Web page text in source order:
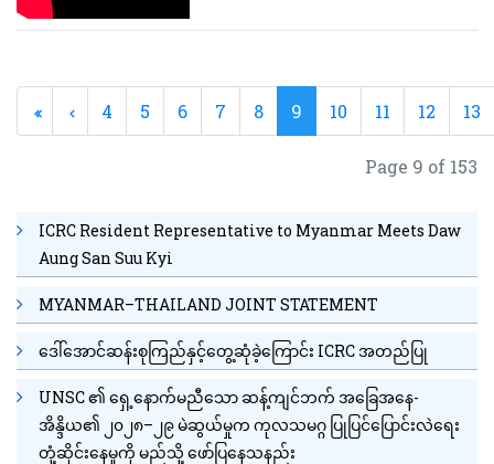
4 5 6 7 8 9 10 11 12 13
Page 9 of 153
ICRC Resident Representative to Myanmar Meets Daw
Aung San Suu Kyi
MYANMAR–THAILAND JOINT STATEMENT
ဒေါ်အောင်ဆန်းစုကြည်နှင့်တွေ့ဆုံခဲ့ကြောင်း ICRC အတည်ပြု
UNSC ၏ ရှေ့နောက်မညီသော ဆန့်ကျင်ဘက် အခြေအနေ-
အိန္ဒိယ၏ ၂၀၂၈–၂၉ မဲဆွယ်မှုက ကုလသမဂ္ဂ ပြုပြင်ပြောင်းလဲရေး
တုံ့ဆိုင်းနေမှုကို မည်သို့ ဖော်ပြနေသနည်း